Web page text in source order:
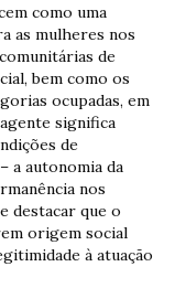
como uma
as mulheres nos
de
bem como os
ocupadas, em
significa
de
a autonomia da
nos
destacar que o
origem social
à atuação